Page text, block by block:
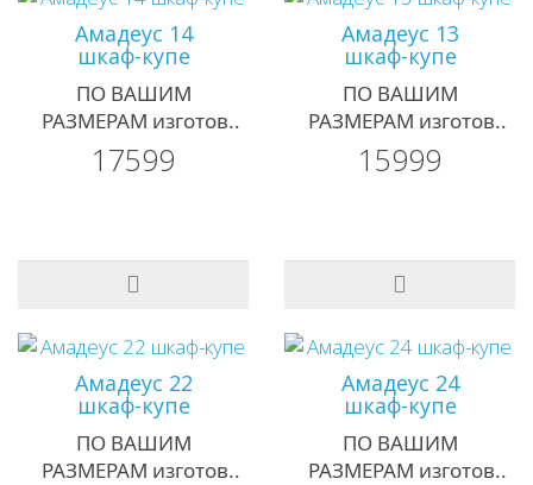
Амадеус 14
шкаф-купе
ПО ВАШИМ
РАЗМЕРАМ изготов..
17599
Амадеус 13
шкаф-купе
ПО ВАШИМ
РАЗМЕРАМ изготов..
15999
Амадеус 22
шкаф-купе
ПО ВАШИМ
РАЗМЕРАМ изготов..
Амадеус 24
шкаф-купе
ПО ВАШИМ
РАЗМЕРАМ изготов..